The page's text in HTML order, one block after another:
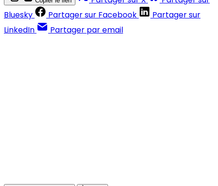
Bluesky
Partager sur Facebook
Partager sur
LinkedIn
Partager par email